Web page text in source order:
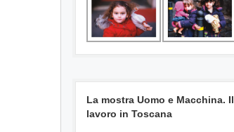
La mostra Uomo e Macchina. Il
lavoro in Toscana